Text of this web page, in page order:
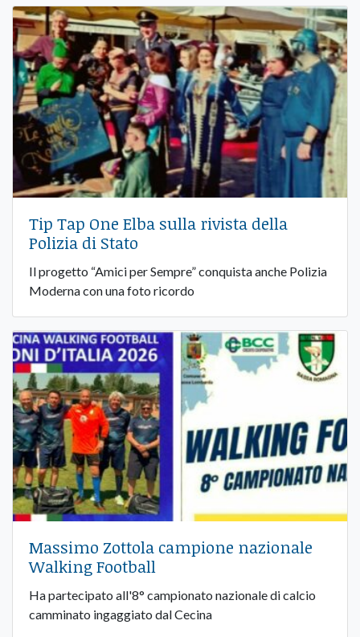
Tip Tap One Elba sulla rivista della
Polizia di Stato
Il progetto “Amici per Sempre” conquista anche Polizia
Moderna con una foto ricordo
Massimo Zottola campione nazionale
Walking Football
Ha partecipato all'8° campionato nazionale di calcio
camminato ingaggiato dal Cecina